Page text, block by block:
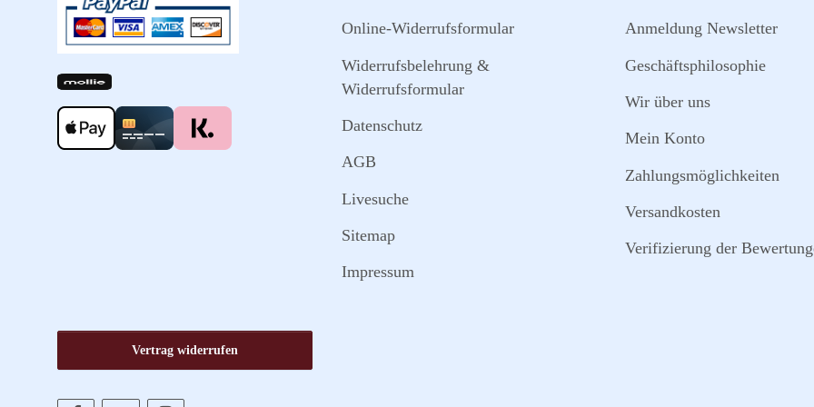
Online-Widerrufsformular
Widerrufsbelehrung &
Widerrufsformular
Datenschutz
AGB
Livesuche
Sitemap
Impressum
Anmeldung Newsletter
Geschäftsphilosophie
Wir über uns
Mein Konto
Zahlungsmöglichkeiten
Versandkosten
Verifizierung der
Vertrag widerrufen